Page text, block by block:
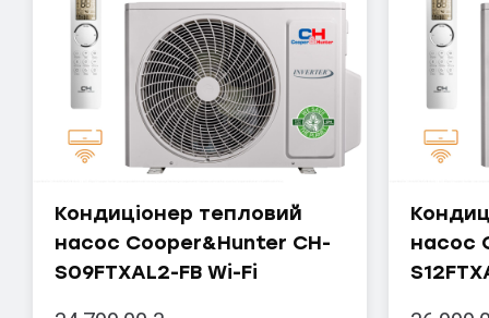
Кондиціонер тепловий
насос Cooper&Hunter CH-
S09FTXAL2-FB Wi-Fi
насос
Lyra Two Stage
Lyra Winter Inverter
Orbis Inverter R32+Wi-Fi
COOPER&HUNTER
CONSOL INVERTER
ICY Inverter NG